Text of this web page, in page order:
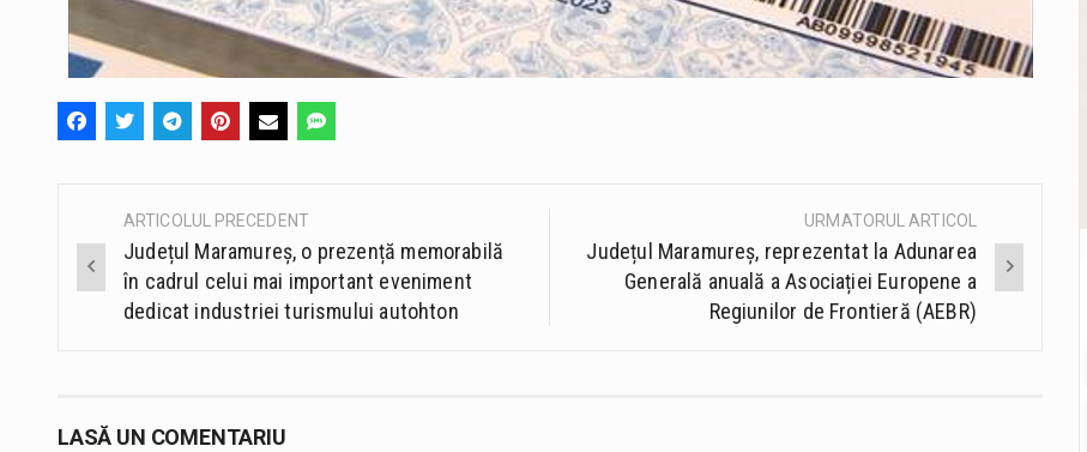
Post
navigation
ARTICOLUL PRECEDENT
Județul Maramureș, o prezență memorabilă
în cadrul celui mai important eveniment
dedicat industriei turismului autohton
URMATORUL ARTICOL
Județul Maramureș, reprezentat la Adunarea
Generală anuală a Asociației Europene a
Regiunilor de Frontieră (AEBR)
LASĂ UN COMENTARIU